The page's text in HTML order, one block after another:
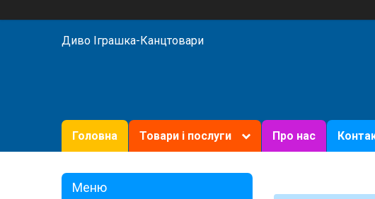
Диво Іграшка-Канцтовари
Головна Товари і послуги Про нас